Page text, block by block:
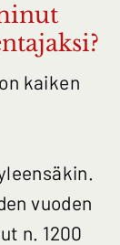
kaiken
vuoden
n. 1200